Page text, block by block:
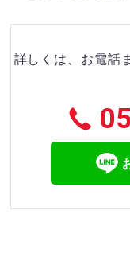
詳しくは、お電話